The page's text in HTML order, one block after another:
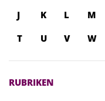
J
K L M
T
U V W
RUBRIKEN